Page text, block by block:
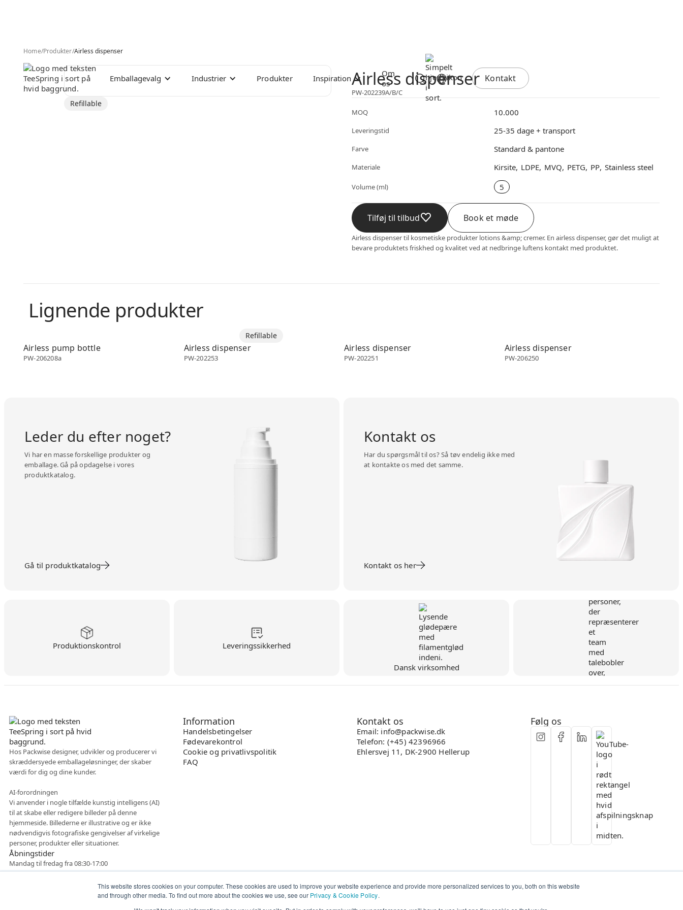
This website stores cookies on your computer. These cookies are used to improve your website experience and provide more personalized services to you, both on this website
and through other media. To find out more about the cookies we use, see our Privacy & Cookie Policy.
Emballagevalg Industrier Produkter Inspiration
Om
os
Kontakt
Home/Produkter/Airless dispenser
Refillable
Airless dispenser
PW-202239A/B/C
MOQ 10.000
Leveringstid 25-35 dage + transport
Farve Standard & pantone
Materiale Kirsite LDPE MVQ PETG PP Stainless steel
Volume (ml) 5
Tilføj til tilbud Book et møde
Airless dispenser til kosmetiske produkter lotions &amp; cremer. En airless dispenser, gør det muligt at
bevare produktets friskhed og kvalitet ved at nedbringe luftens kontakt med produktet.
Lignende produkter
Airless pump bottle
PW-206208a
Refillable
Airless dispenser
PW-202253
Airless dispenser
PW-202251
Airless dispenser
PW-206250
Leder du efter noget?
Vi har en masse forskellige produkter og
emballage. Gå på opdagelse i vores
produktkatalog.
Gå til produktkatalog
Kontakt os
Har du spørgsmål til os? Så tøv endelig ikke med
at kontakte os med det samme.
Kontakt os her
Produktionskontrol Leveringssikkerhed
Dansk virksomhed
Hos Packwise designer, udvikler og producerer vi
skræddersyede emballageløsninger, der skaber
værdi for dig og dine kunder.
AI-forordningen
Vi anvender i nogle tilfælde kunstig intelligens (AI)
til at skabe eller redigere billeder på denne
hjemmeside. Billederne er illustrative og er ikke
nødvendigvis fotografiske gengivelser af virkelige
personer, produkter eller situationer.
Åbningstider
Mandag til fredag fra 08:30-17:00
Information
Handelsbetingelser
Fødevarekontrol
Cookie og privatlivspolitik
FAQ
Kontakt os
Email: info@packwise.dk
Telefon: (+45) 42396966
Ehlersvej 11, DK-2900 Hellerup
Følg os